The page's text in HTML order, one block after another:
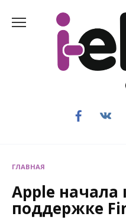
содержанию
ГЛАВНАЯ
Apple
поддержке